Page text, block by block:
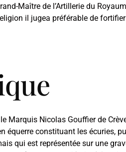
Maître de l’Artillerie du
il jugea préférable de
Marquis Nicolas Gouffier de
équerre constituant les écuries,
qui est représentée sur une